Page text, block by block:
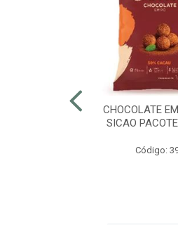
CHOCOLATE
SICAO
Código: